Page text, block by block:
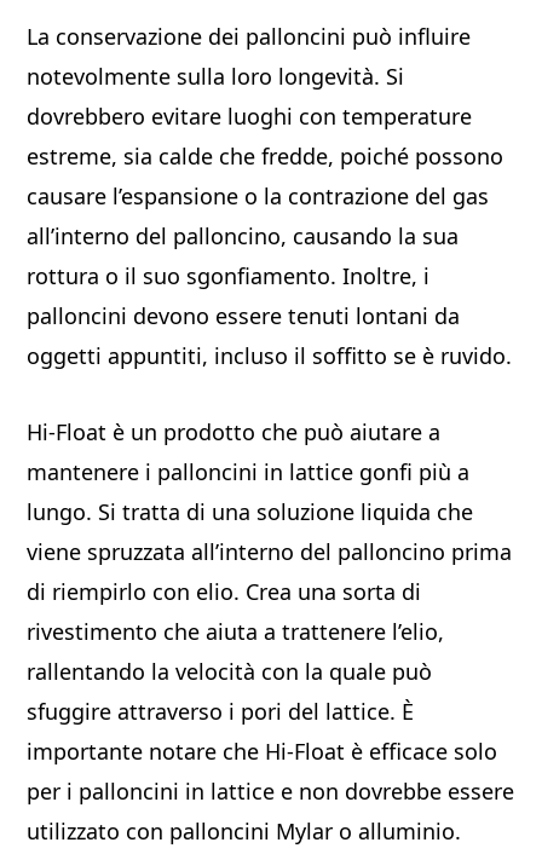
La conservazione dei palloncini può influire
notevolmente sulla loro longevità. Si
dovrebbero evitare luoghi con temperature
estreme, sia calde che fredde, poiché possono
causare l’espansione o la contrazione del gas
all’interno del palloncino, causando la sua
rottura o il suo sgonfiamento. Inoltre, i
palloncini devono essere tenuti lontani da
oggetti appuntiti, incluso il soffitto se è ruvido.
Hi-Float è un prodotto che può aiutare a
mantenere i palloncini in lattice gonfi più a
lungo. Si tratta di una soluzione liquida che
viene spruzzata all’interno del palloncino prima
di riempirlo con elio. Crea una sorta di
rivestimento che aiuta a trattenere l’elio,
rallentando la velocità con la quale può
sfuggire attraverso i pori del lattice. È
importante notare che Hi-Float è efficace solo
per i palloncini in lattice e non dovrebbe essere
utilizzato con palloncini Mylar o alluminio.